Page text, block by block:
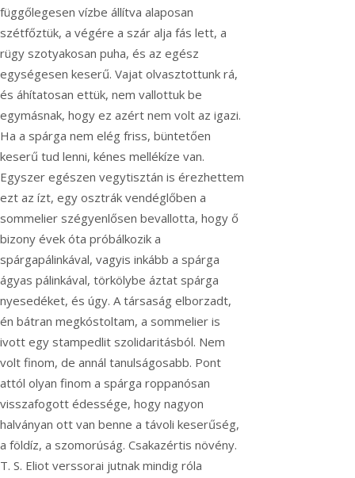
függőlegesen vízbe állítva alaposan
szétfőztük, a végére a szár alja fás lett, a
rügy szotyakosan puha, és az egész
egységesen keserű. Vajat olvasztottunk rá,
és áhítatosan ettük, nem vallottuk be
egymásnak, hogy ez azért nem volt az igazi.
Ha a spárga nem elég friss, büntetően
keserű tud lenni, kénes mellékíze van.
Egyszer egészen vegytisztán is érezhettem
ezt az ízt, egy osztrák vendéglőben a
sommelier szégyenlősen bevallotta, hogy ő
bizony évek óta próbálkozik a
spárgapálinkával, vagyis inkább a spárga
ágyas pálinkával, törkölybe áztat spárga
nyesedéket, és úgy. A társaság elborzadt,
én bátran megkóstoltam, a sommelier is
ivott egy stampedlit szolidaritásból. Nem
volt finom, de annál tanulságosabb. Pont
attól olyan finom a spárga roppanósan
visszafogott édessége, hogy nagyon
halványan ott van benne a távoli keserűség,
a földíz, a szomorúság. Csakazértis növény.
T. S. Eliot verssorai jutnak mindig róla